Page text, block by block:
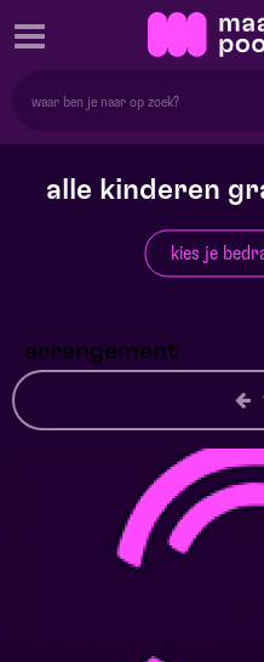
alle kinderen
kies je
arrangement